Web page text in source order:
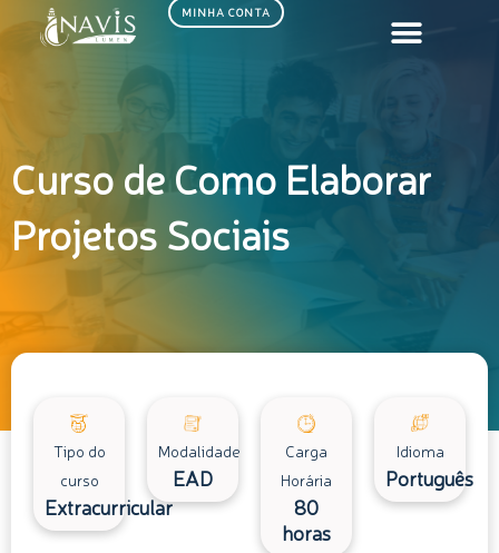
MINHA CONTA
Curso de Como Elaborar
Projetos Sociais
Tipo do
curso
Extracurricular
Modalidade
EAD
Carga
Horária
80
horas
Idioma
Português